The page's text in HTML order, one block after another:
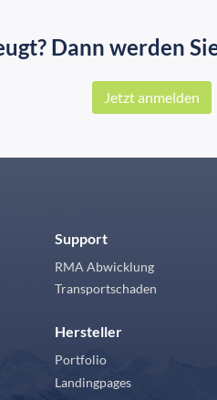
Dann werden
Jetzt anmelden
Support
RMA Abwicklung
Transportschaden
Hersteller
Portfolio
Landingpages